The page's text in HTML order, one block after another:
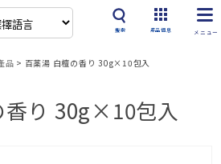
搜索 產品信息
品 > 百薬湯 白檀の香り 30g×10包入
香り 30g×10包入